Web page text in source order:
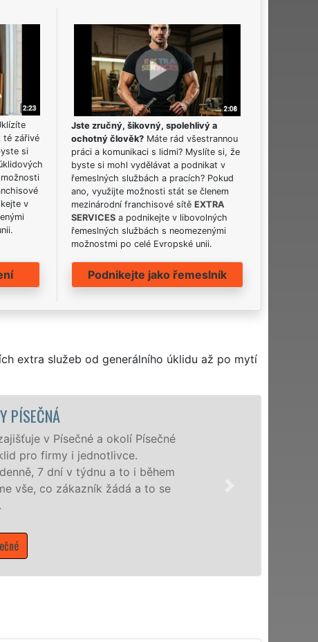
té zářivé
si
v
Jste zručný, šikovný, spolehlivý a
ochotný člověk? Máte rád všestrannou
práci a komunikaci s lidmi? Myslíte si, že
byste si mohl vydělávat a podnikat v
řemeslných službách a pracích? Pokud
ano, využijte možnosti stát se členem
mezinárodní franchisové sítěEXTRA
SERVICES a podnikejte v libovolných
řemeslných službách s neomezenými
možnostmi po celé Evropské unii.
Podnikejte jako řemeslník
extra služeb od generálního úklidu až po mytí
Písečné a okolí Písečné
i jednotlivce.
dní v týdnu a to i během
zákazník žádá a to se